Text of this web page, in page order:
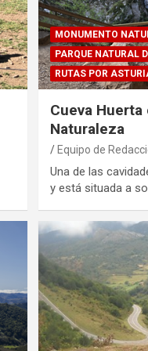
MONUMENTO
PARQUE NATURAL
RUTAS POR
Cueva
Naturaleza
Equipo de
Una de las
y está situada a